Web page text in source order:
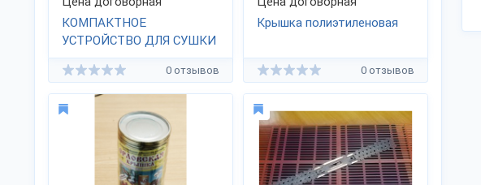
КОМПАКТНОЕ
УСТРОЙСТВО ДЛЯ СУШКИ
БЕЛЬЯ
0 отзывов
Крышка полиэтиленовая
0 отзывов